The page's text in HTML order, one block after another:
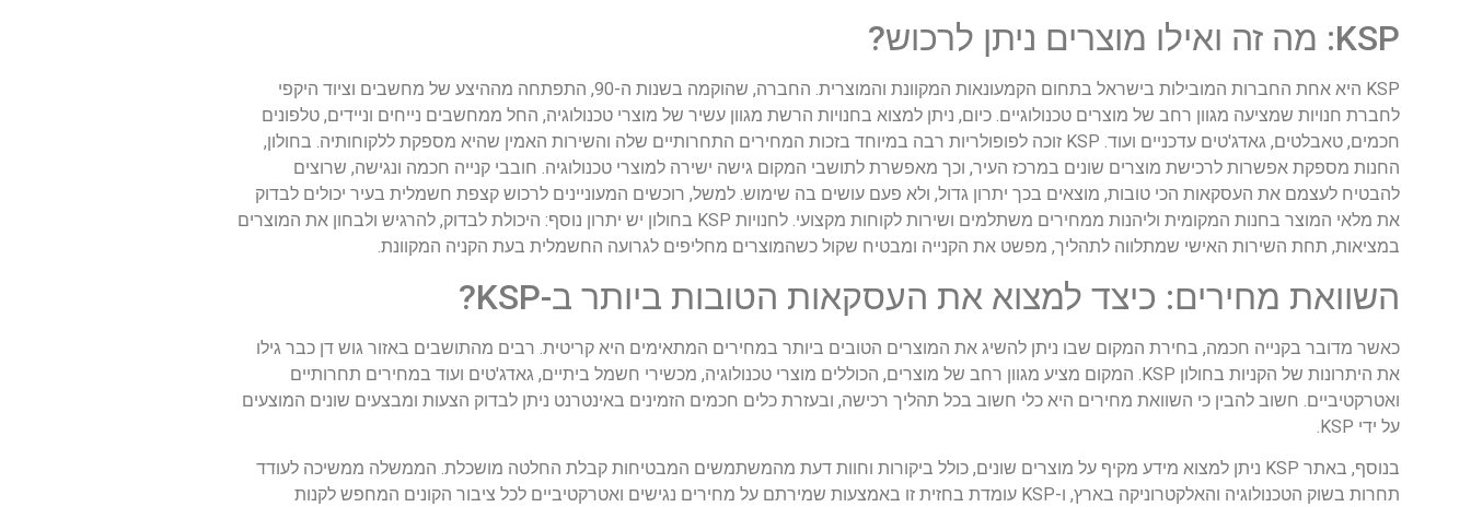
KSP: מה זה ואילו מוצרים ניתן לרכוש?
KSP היא אחת החברות המובילות בישראל בתחום הקמעונאות המקוונת והמוצרית. החברה, שהוקמה בשנות ה-90, התפתחה מההיצע של מחשבים וציוד היקפי
לחברת חנויות שמציעה מגוון רחב של מוצרים טכנולוגיים. כיום, ניתן למצוא בחנויות הרשת מגוון עשיר של מוצרי טכנולוגיה, החל ממחשבים נייחים וניידים, טלפונים
חכמים, טאבלטים, גאדג'טים עדכניים ועוד. KSP זוכה לפופולריות רבה במיוחד בזכות המחירים התחרותיים שלה והשירות האמין שהיא מספקת ללקוחותיה. בחולון,
החנות מספקת אפשרות לרכישת מוצרים שונים במרכז העיר, וכך מאפשרת לתושבי המקום גישה ישירה למוצרי טכנולוגיה. חובבי קנייה חכמה ונגישה, שרוצים
להבטיח לעצמם את העסקאות הכי טובות, מוצאים בכך יתרון גדול, ולא פעם עושים בה שימוש. למשל, רוכשים המעוניינים לרכוש קצפת חשמלית בעיר יכולים לבדוק
את מלאי המוצר בחנות המקומית וליהנות ממחירים משתלמים ושירות לקוחות מקצועי. לחנויות KSP בחולון יש יתרון נוסף: היכולת לבדוק, להרגיש ולבחון את המוצרים
במציאות, תחת השירות האישי שמתלווה לתהליך, מפשט את הקנייה ומבטיח שקול כשהמוצרים מחליפים לגרועה החשמלית בעת הקניה המקוונת.
השוואת מחירים: כיצד למצוא את העסקאות הטובות ביותר ב-KSP?
כאשר מדובר בקנייה חכמה, בחירת המקום שבו ניתן להשיג את המוצרים הטובים ביותר במחירים המתאימים היא קריטית. רבים מהתושבים באזור גוש דן כבר גילו
את היתרונות של הקניות בחולון KSP. המקום מציע מגוון רחב של מוצרים, הכוללים מוצרי טכנולוגיה, מכשירי חשמל ביתיים, גאדג'טים ועוד במחירים תחרותיים
ואטרקטיביים. חשוב להבין כי השוואת מחירים היא כלי חשוב בכל תהליך רכישה, ובעזרת כלים חכמים הזמינים באינטרנט ניתן לבדוק הצעות ומבצעים שונים המוצעים
על ידי KSP.
בנוסף, באתר KSP ניתן למצוא מידע מקיף על מוצרים שונים, כולל ביקורות וחוות דעת מהמשתמשים המבטיחות קבלת החלטה מושכלת. הממשלה ממשיכה לעודד
תחרות בשוק הטכנולוגיה והאלקטרוניקה בארץ, ו-KSP עומדת בחזית זו באמצעות שמירתם על מחירים נגישים ואטרקטיביים לכל ציבור הקונים המחפש לקנות